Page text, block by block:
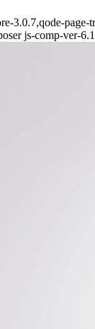
3.0.7,qode-
js-comp-ver-